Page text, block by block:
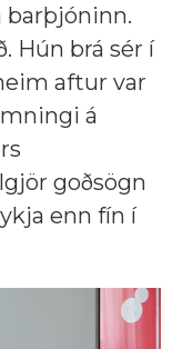
barþjóninn.
Hún brá sér í
aftur var
á
goðsögn
enn fín í